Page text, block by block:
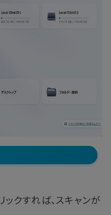
クすれば、スキャンが